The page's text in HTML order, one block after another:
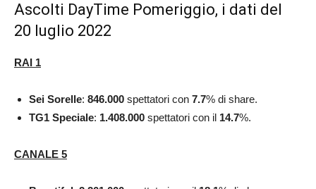
Ascolti DayTime Pomeriggio, i dati del
20 luglio 2022
RAI 1
Sei Sorelle: 846.000 spettatori con 7.7% di share.
TG1 Speciale: 1.408.000 spettatori con il 14.7%.
CANALE 5